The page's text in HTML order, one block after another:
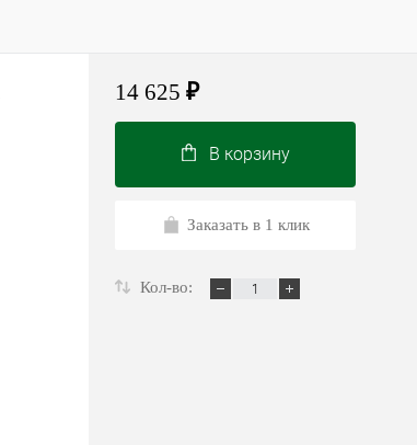
14 625 ₽
В корзину
Заказать в 1 клик
Кол-во: